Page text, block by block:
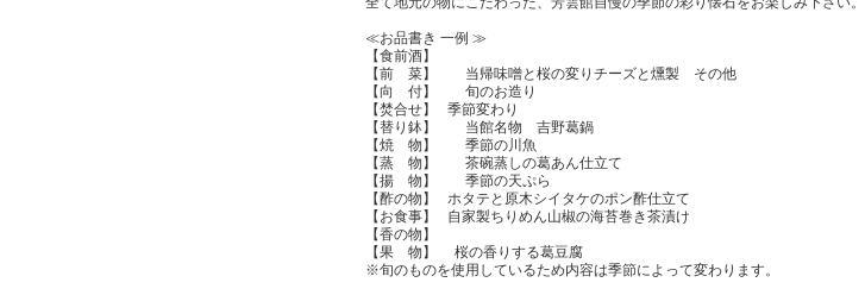
≪お品書き 一例 ≫
【食前酒】
【前 菜】 当帰味噌と桜の変りチーズと燻製 その他
【向 付】 旬のお造り
【焚合せ】 季節変わり
【替り鉢】 当館名物 吉野葛鍋
【焼 物】 季節の川魚
【蒸 物】 茶碗蒸しの葛あん仕立て
【揚 物】 季節の天ぷら
【酢の物】 ホタテと原木シイタケのポン酢仕立て
【お食事】 自家製ちりめん山椒の海苔巻き茶漬け
【香の物】
【果 物】 桜の香りする葛豆腐
※旬のものを使用しているため内容は季節によって変わります。